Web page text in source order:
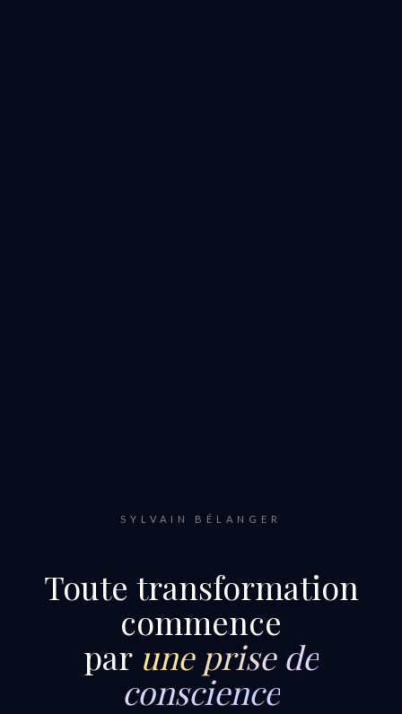
SYLVAIN BÉLANGER
Toute transformation
commence
par une prise de
conscience